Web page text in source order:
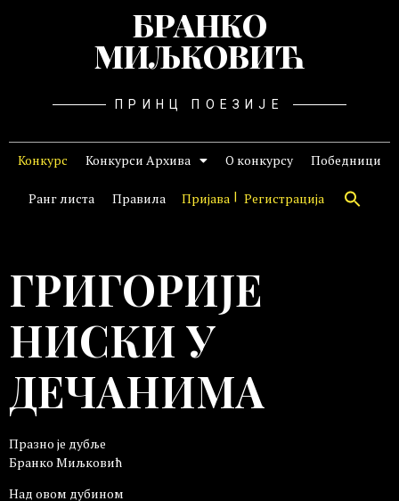
БРАНКО
МИЉКОВИЋ
ПРИНЦ ПОЕЗИЈЕ
Конкурс Конкурси Архива О конкурсу Победници
Ранг листа Правила Пријава Регистрација
ГРИГОРИЈЕ
НИСКИ У
ДЕЧАНИМА
Празно је дубље
Бранко Миљковић
Над овом дубином